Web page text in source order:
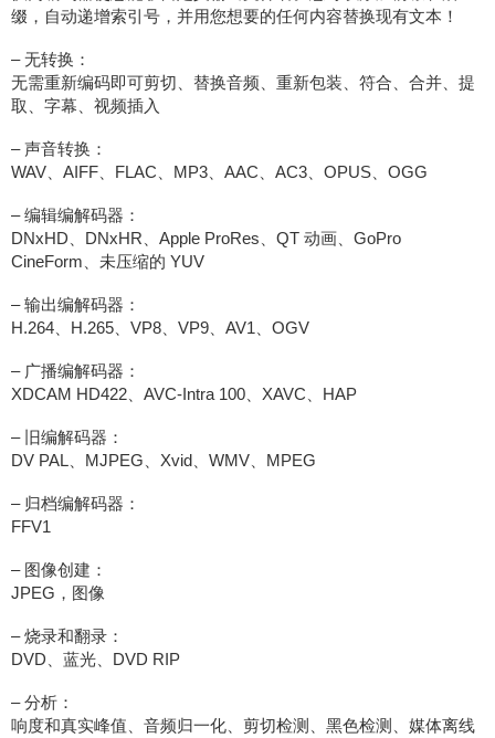
缀，自动递增索引号，并用您想要的任何内容替换现有文本！
– 无转换：
无需重新编码即可剪切、替换音频、重新包装、符合、合并、提
取、字幕、视频插入
– 声音转换：
WAV、AIFF、FLAC、MP3、AAC、AC3、OPUS、OGG
– 编辑编解码器：
DNxHD、DNxHR、Apple ProRes、QT 动画、GoPro
CineForm、未压缩的 YUV
– 输出编解码器：
H.264、H.265、VP8、VP9、AV1、OGV
– 广播编解码器：
XDCAM HD422、AVC-Intra 100、XAVC、HAP
– 旧编解码器：
DV PAL、MJPEG、Xvid、WMV、MPEG
– 归档编解码器：
FFV1
– 图像创建：
JPEG，图像
– 烧录和翻录：
DVD、蓝光、DVD RIP
– 分析：
响度和真实峰值、音频归一化、剪切检测、黑色检测、媒体离线